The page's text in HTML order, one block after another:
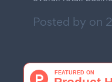
Posted by on